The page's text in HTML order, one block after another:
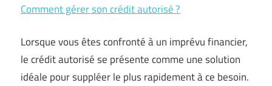
Comment gérer son crédit autorisé ?
Lorsque vous êtes confronté à un imprévu financier,
le crédit autorisé se présente comme une solution
idéale pour suppléer le plus rapidement à ce besoin.